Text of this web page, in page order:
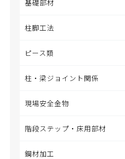
基礎部材
柱脚工法
ピース類
柱・梁ジョイント関係
現場安全金物
階段ステップ・床用部材
鋼材加工